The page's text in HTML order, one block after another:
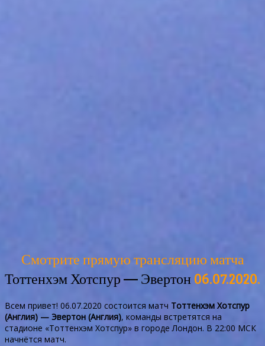
Смотрите прямую трансляцию матча
Тоттенхэм Хотспур — Эвертон06.07.2020.
Всем привет! 06.07.2020 состоится матч Тоттенхэм Хотспур
(Англия) — Эвертон (Англия), команды встретятся на
стадионе «Тоттенхэм Хотспур» в городе Лондон. В 22:00 МСК
начнётся матч.